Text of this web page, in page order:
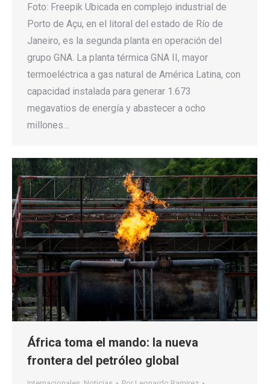
Foto: Freepik Ubicada en complejo industrial de
Porto de Açu, en el litoral del estado de Río de
Janeiro, es la segunda planta en operación del
grupo GNA. La planta térmica GNA II, mayor
termoeléctrica a gas natural de América Latina, con
capacidad instalada para generar 1.673
megavatios de energía y abastecer a ocho
millones…
África toma el mando: la nueva
frontera del petróleo global